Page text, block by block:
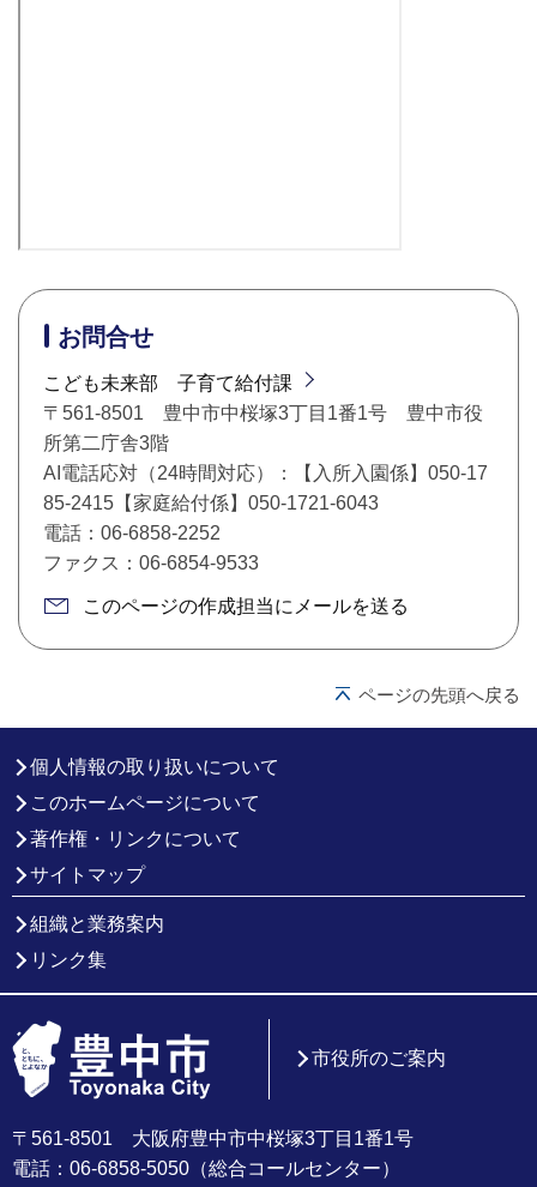
お問合せ
こども未来部 子育て給付課
〒561-8501 豊中市中桜塚3丁目1番1号 豊中市役
所第二庁舎3階
AI電話応対（24時間対応）：【入所入園係】050-17
85-2415【家庭給付係】050-1721-6043
電話：06-6858-2252
ファクス：06-6854-9533
このページの作成担当にメールを送る
ページの先頭へ戻る
個人情報の取り扱いについて
このホームページについて
著作権・リンクについて
サイトマップ
組織と業務案内
リンク集
〒561-8501 大阪府豊中市中桜塚3丁目1番1号
電話：06-6858-5050（総合コールセンター）
市役所のご案内